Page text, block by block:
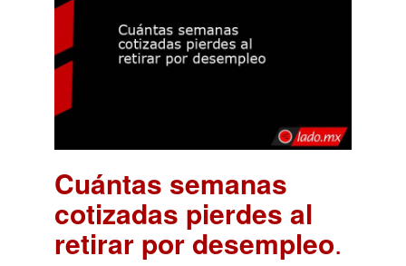
Cuántas semanas
cotizadas pierdes al
retirar por desempleo.